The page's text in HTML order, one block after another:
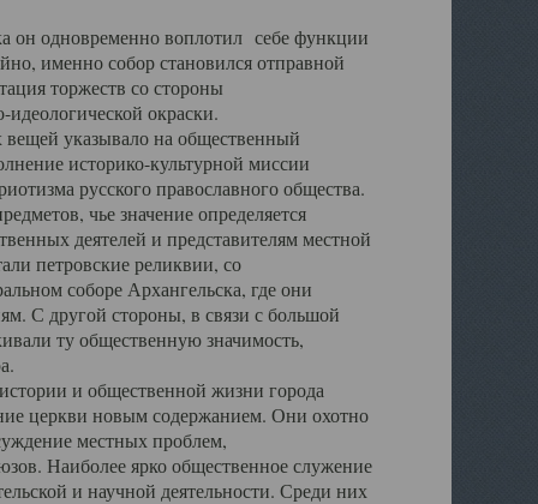
одновременно воплотил себе функции
именно собор становился отправной
торжеств со стороны
окраски.
указывало на общественный
историко-культурной миссии
русского православного общества.
чье значение определяется
деятелей и представителям местной
петровские реликвии, со
соборе Архангельска, где они
С другой стороны, в связи с большой
ту общественную значимость,
и общественной жизни города
церкви новым содержанием. Они охотно
местных проблем,
Наиболее ярко общественное служение
и научной деятельности. Среди них